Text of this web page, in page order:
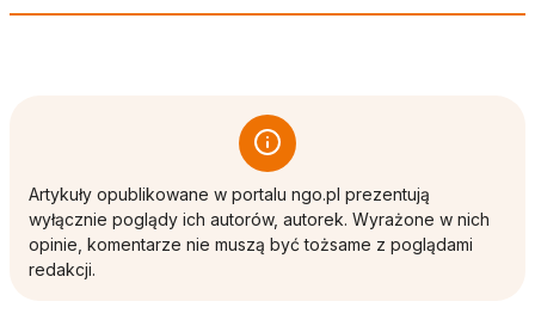
Artykuły opublikowane w portalu ngo.pl prezentują
wyłącznie poglądy ich autorów, autorek. Wyrażone w nich
opinie, komentarze nie muszą być tożsame z poglądami
redakcji.